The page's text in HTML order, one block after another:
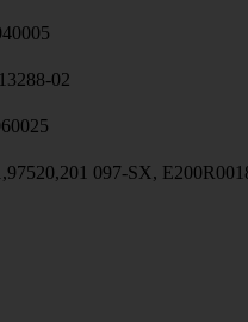
02
097-SX,